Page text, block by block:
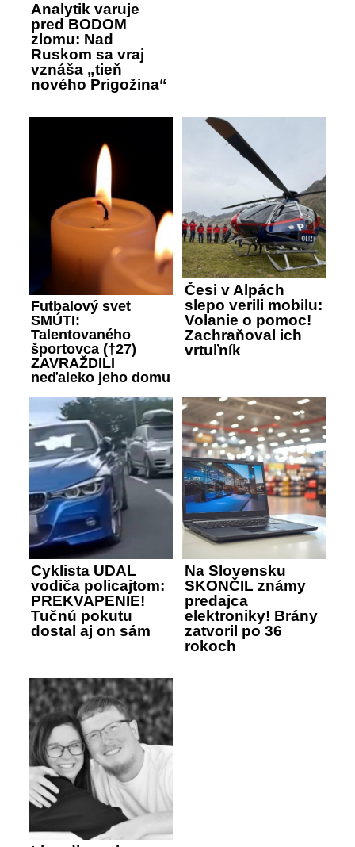
Analytik varuje
pred BODOM
zlomu: Nad
Ruskom sa vraj
vznáša „tieň
nového Prigožina“
Futbalový svet
SMÚTI:
Talentovaného
športovca (†27)
ZAVRAŽDILI
neďaleko jeho domu
Česi v Alpách
slepo verili mobilu:
Volanie o pomoc!
Zachraňoval ich
vrtuľník
Cyklista UDAL
vodiča policajtom:
PREKVAPENIE!
Tučnú pokutu
dostal aj on sám
Na Slovensku
SKONČIL známy
predajca
elektroniky! Brány
zatvoril po 36
rokoch